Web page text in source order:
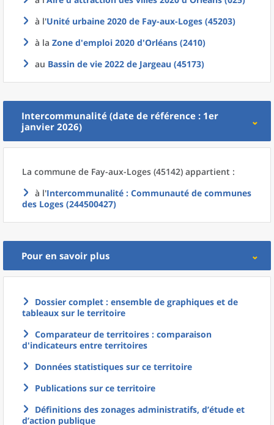
à l'Unité urbaine 2020 de Fay-aux-Loges (45203)
à la Zone d'emploi 2020 d'Orléans (2410)
au Bassin de vie 2022 de Jargeau (45173)
Intercommunalité (date de référence : 1er
janvier 2026)
La commune de Fay-aux-Loges (45142) appartient :
à l'Intercommunalité : Communauté de communes
des Loges (244500427)
Pour en savoir plus
Dossier complet : ensemble de graphiques et de
tableaux sur le territoire
Comparateur de territoires : comparaison
d'indicateurs entre territoires
Données statistiques sur ce territoire
Publications sur ce territoire
Définitions des zonages administratifs, d’étude et
d’action publique